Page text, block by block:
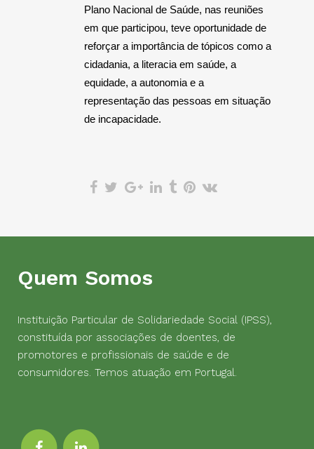
Plano Nacional de Saúde, nas reuniões
em que participou, teve oportunidade de
reforçar a importância de tópicos como a
cidadania, a literacia em saúde, a
equidade, a autonomia e a
representação das pessoas em situação
de incapacidade.
Quem Somos
Instituição Particular de Solidariedade Social (IPSS),
constituída por associações de doentes, de
promotores e profissionais de saúde e de
consumidores. Temos atuação em Portugal.